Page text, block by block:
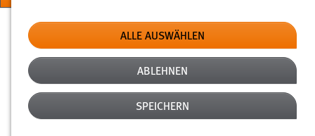
Sie sind hier:
Studium Campus und Leben Marktplatz (Biete/Suche etc.)
WOHNUNG GESUCHT: 01.08. – 03.10.
IN SULZBACH-ROSENBERG /
ALLE AUSWÄHLEN
ABLEHNEN
SPEICHERN